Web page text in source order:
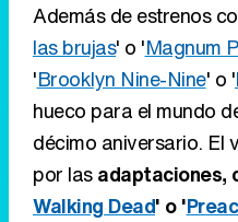
Además de estrenos
las brujas' o 'Magnum
'Brooklyn Nine-Nine' o '
hueco para el mundo
décimo aniversario. El
por lasadaptaciones,
Walking Dead' o '